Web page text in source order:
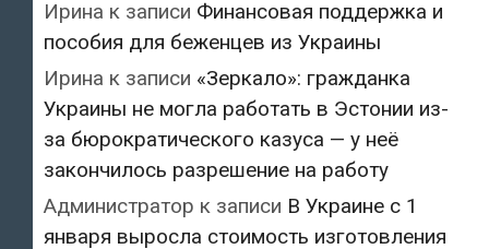
Ирина к записи Финансовая поддержка и
пособия для беженцев из Украины
Ирина к записи «Зеркало»: гражданка
Украины не могла работать в Эстонии из-
за бюрократического казуса — у неё
закончилось разрешение на работу
Администратор к записи В Украине с 1
января выросла стоимость изготовления